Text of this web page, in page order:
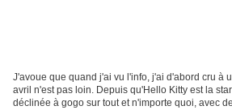
J'avoue que quand j'ai vu l'info, j'ai d'abord cru à
avril n'est pas loin. Depuis qu'Hello Kitty est la
déclinée à gogo sur tout et n'importe quoi, avec